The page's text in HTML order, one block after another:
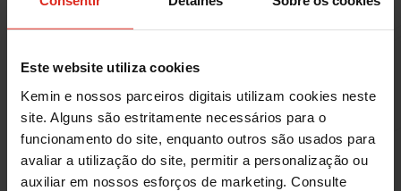
Este website utiliza cookies
Kemin e nossos parceiros digitais utilizam cookies neste
site. Alguns são estritamente necessários para o
funcionamento do site, enquanto outros são usados para
avaliar a utilização do site, permitir a personalização ou
auxiliar em nossos esforços de marketing. Consulte
1